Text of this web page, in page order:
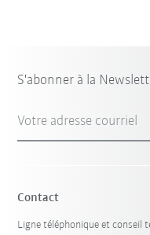
S'abonner à la
Votre adresse courriel
Contact
Ligne téléphonique et conseil